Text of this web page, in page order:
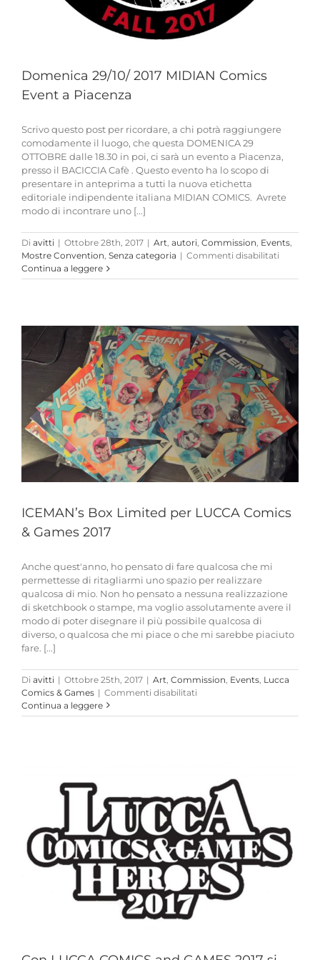
Domenica 29/10/ 2017 MIDIAN Comics
Event a Piacenza
Scrivo questo post per ricordare, a chi potrà raggiungere
comodamente il luogo, che questa DOMENICA 29
OTTOBRE dalle 18.30 in poi, ci sarà un evento a Piacenza,
presso il BACICCIA Cafè . Questo evento ha lo scopo di
presentare in anteprima a tutti la nuova etichetta
editoriale indipendente italiana MIDIAN COMICS. Avrete
modo di incontrare uno [...]
Di avitti | Ottobre 28th, 2017 | Art, autori, Commission, Events,
Mostre Convention, Senza categoria | Commenti disabilitati
29/10/
Event
a
Piacenza
Continua a leggere
ICEMAN’s Box Limited per LUCCA Comics
& Games 2017
Anche quest'anno, ho pensato di fare qualcosa che mi
permettesse di ritagliarmi uno spazio per realizzare
qualcosa di mio. Non ho pensato a nessuna realizzazione
di sketchbook o stampe, ma voglio assolutamente avere il
modo di poter disegnare il più possibile qualcosa di
diverso, o qualcosa che mi piace o che mi sarebbe piaciuto
fare. [...]
Di avitti | Ottobre 25th, 2017 | Art Commission Events Lucca
Comics & Games | Commenti disabilitati
Box
Games
2017
Continua a leggere